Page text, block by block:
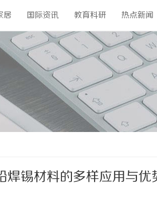
居 国际资讯 教育科研 热点新闻
焊锡材料的多样应用与优